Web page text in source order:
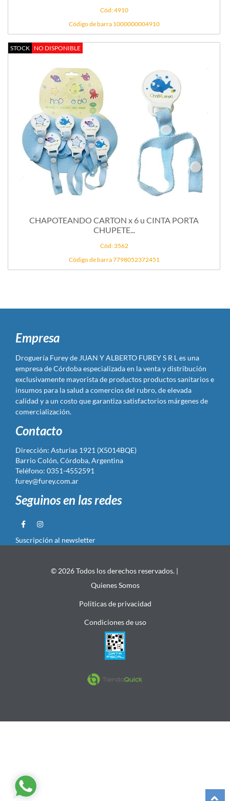
Cód: 4910
Código de barra 1000000004910
STOCK NO DISPONIBLE
CHAPOTEANDO CARTON x 6 u CINTA PORTA
CHUPETE...
Cód: 3562
Código de barra 7798052372451
Empresa
Droguería Furey de JUAN Y ALBERTO FUREY S R L es una
empresa de Córdoba especializada en la venta y distribución
exclusivamente mayorista de productos productos sanitarios e
insumos para la salud a comercios del rubro, de elevada
calidad y a un costo que garantiza satisfactorios márgenes de
comercialización.
Contacto
Dirección: Asturias 1921 (X5014BQE)
Barrio Colón, Córdoba, Argentina
Teléfono: 0351-4552591
furey@furey.com.ar
Seguinos en las redes
Suscripción al newsletter
© 2026 Todos los derechos reservados. |
Quienes Somos
Politicas de privacidad
Condiciones de uso